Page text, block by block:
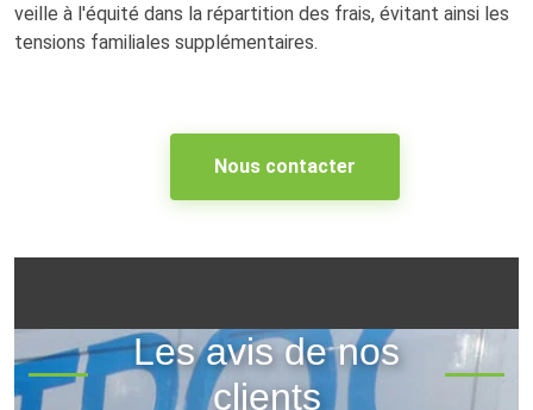
veille à l'équité dans la répartition des frais, évitant ainsi les
tensions familiales supplémentaires.
Nous contacter
Les avis de nos
clients